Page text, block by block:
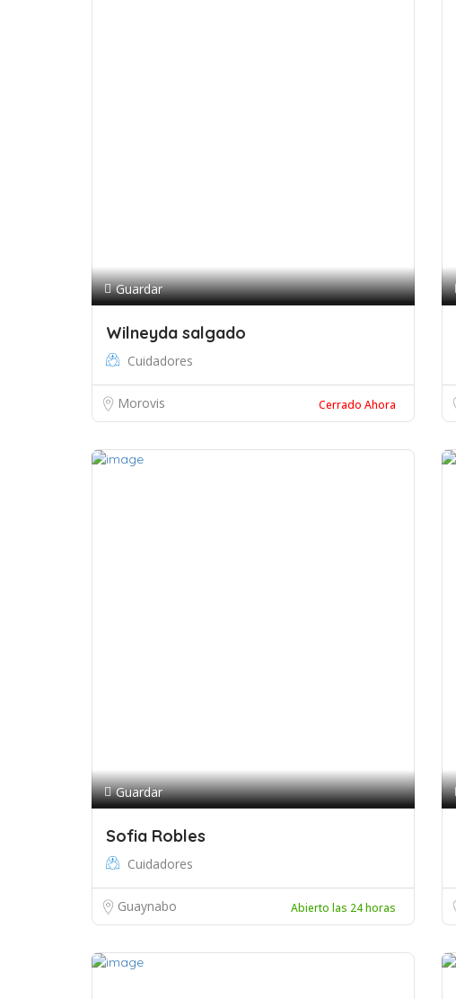
Guardar
Wilneyda salgado
Cuidadores
Morovis Cerrado Ahora
Guardar
Sofia Robles
Cuidadores
Guaynabo Abierto las 24 horas